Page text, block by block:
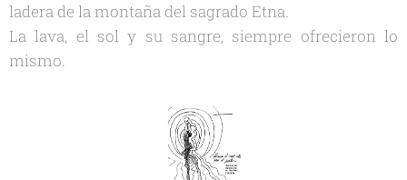
ladera de la montaña del sagrado Etna.
La lava, el sol y su sangre, siempre ofrecieron lo
mismo.